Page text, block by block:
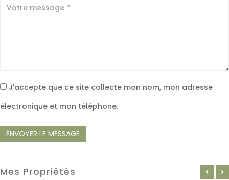
J'accepte que ce site collecte mon nom, mon adresse
électronique et mon téléphone.
ENVOYER LE MESSAGE
Mes Propriétés